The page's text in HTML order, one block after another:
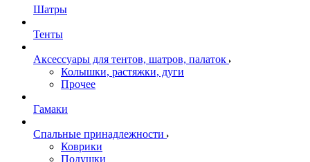
Шатры
Тенты
Аксессуары для тентов, шатров, палаток
Колышки, растяжки, дуги
Прочее
Гамаки
Спальные принадлежности
Коврики
Подушки